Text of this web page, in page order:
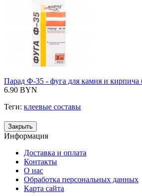
Парад Ф-35 - фуга для камня и кирпича
6.90 BYN
Теги: клеевые составы
Закрыть
Информация
Доставка и оплата
Контакты
О нас
Обработка персональных данных
Карта сайта